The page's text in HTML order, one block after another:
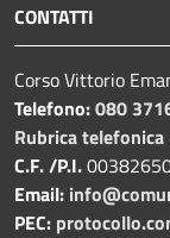
CONTATTI
Corso Vittorio
Telefono:080
Rubrica telefonica
C.F. /P.I.
Email:
PEC: